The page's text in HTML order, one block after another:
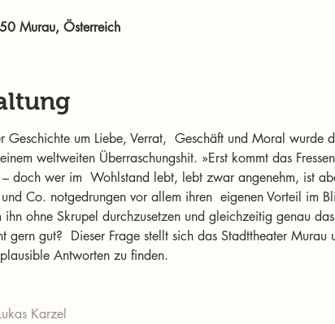
Murau, Österreich
Geschichte um Liebe, Verrat,  Geschäft und Moral wurde
weltweiten Überraschungshit. »Erst kommt das
doch wer im  Wohlstand lebt, lebt zwar angenehm, ist
Co. notgedrungen vor allem ihren  eigenen Vorteil im
ohne Skrupel durchzusetzen und gleichzeitig genau
gut?  Dieser Frage stellt sich das Stadttheater Murau
Antworten zu finden.
Karzel